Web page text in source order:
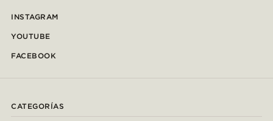
INSTAGRAM
YOUTUBE
FACEBOOK
CATEGORÍAS